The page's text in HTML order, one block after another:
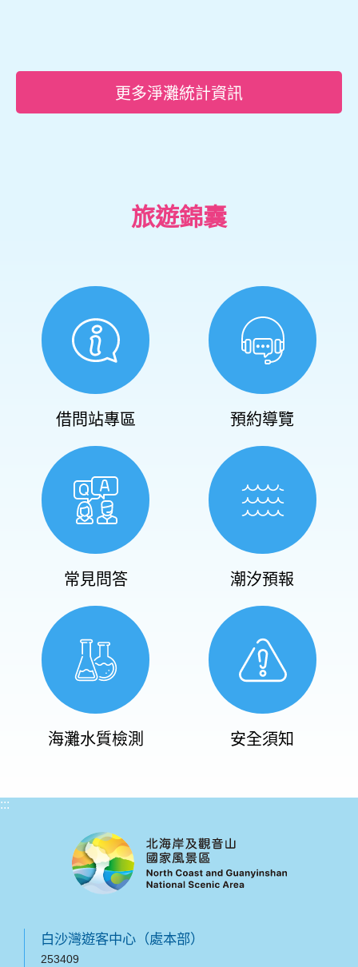
更多淨灘統計資訊
旅遊錦囊
借問站專區 預約導覽
常見問答 潮汐預報
海灘水質檢測 安全須知
:::
白沙灣遊客中心（處本部）
253409